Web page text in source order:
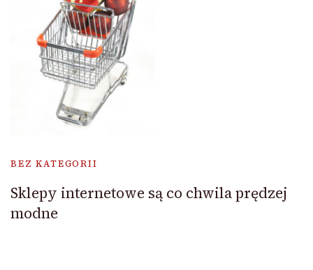
BEZ KATEGORII
Sklepy internetowe są co chwila prędzej
modne